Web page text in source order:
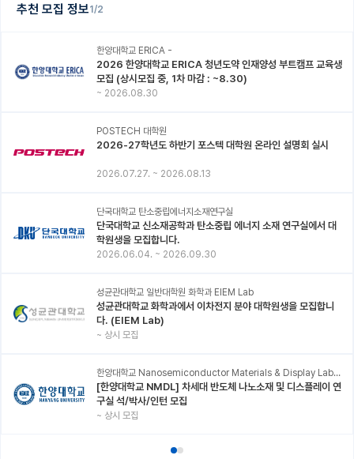
추천 모집 정보1/2
한양대학교 ERICA -
2026 한양대학교 ERICA 청년도약 인재양성 부트캠프 교육생
모집 (상시모집 중, 1차 마감 : ~8.30)
~ 2026.08.30
POSTECH 대학원
2026-27학년도 하반기 포스텍 대학원 온라인 설명회 실시
2026.07.27. ~ 2026.08.13
단국대학교 탄소중립에너지소재연구실
단국대학교 신소재공학과 탄소중립 에너지 소재 연구실에서 대
학원생을 모집합니다.
2026.06.04. ~ 2026.09.30
성균관대학교 일반대학원 화학과 EIEM Lab
성균관대학교 화학과에서 이차전지 분야 대학원생을 모집합니
다. (EIEM Lab)
~ 상시 모집
한양대학교 Nanosemiconductor Materials & Display Laboratory
[한양대학교 NMDL] 차세대 반도체 나노소재 및 디스플레이 연
구실 석/박사/인턴 모집
~ 상시 모집